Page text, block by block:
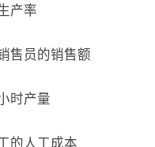
产率
售员的销售额
时产量
的人工成本